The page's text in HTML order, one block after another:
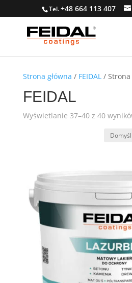
Tel.+48 664 113 407
Strona główna / FEIDAL/ Strona
FEIDAL
Wyświetlanie 37–40 z 40